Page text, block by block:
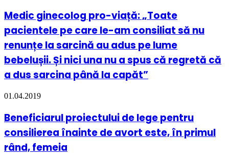
Medic ginecolog pro-viață: „Toate
pacientele pe care le-am consiliat să nu
renunțe la sarcină au adus pe lume
bebelușii. Și nici una nu a spus că regretă că
a dus sarcina până la capăt”
01.04.2019
Beneficiarul proiectului de lege pentru
consilierea înainte de avort este, în primul
rând, femeia